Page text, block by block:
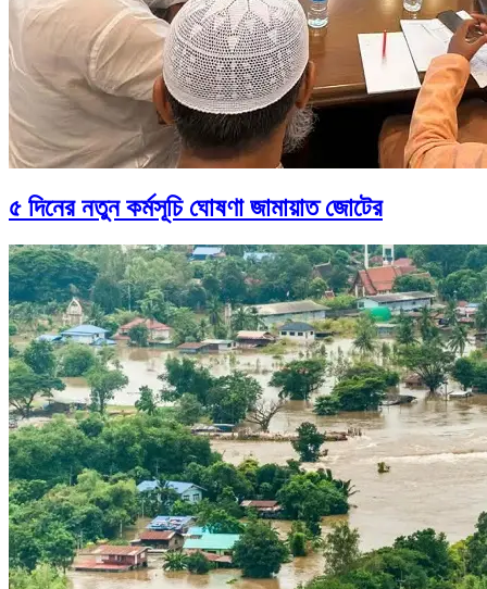
৫ দিনের নতুন কর্মসূচি ঘোষণা জামায়াত জোটের